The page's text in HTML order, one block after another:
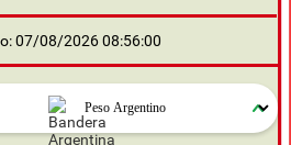
07/08/2026 08:56:00